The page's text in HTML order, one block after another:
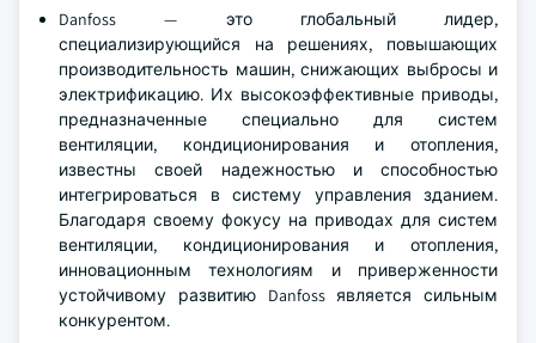
Danfoss — это глобальный лидер,
специализирующийся на решениях, повышающих
производительность машин, снижающих выбросы и
электрификацию. Их высокоэффективные приводы,
предназначенные специально для систем
вентиляции, кондиционирования и отопления,
известны своей надежностью и способностью
интегрироваться в систему управления зданием.
Благодаря своему фокусу на приводах для систем
вентиляции, кондиционирования и отопления,
инновационным технологиям и приверженности
устойчивому развитию Danfoss является сильным
конкурентом.